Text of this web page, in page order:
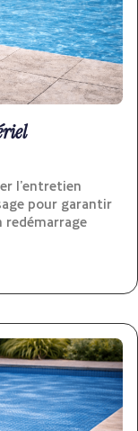
l’entretien
pour garantir
redémarrage